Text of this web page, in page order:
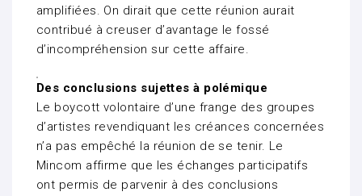
amplifiées. On dirait que cette réunion aurait
contribué à creuser d’avantage le fossé
d’incompréhension sur cette affaire.
Des conclusions sujettes à polémique
Le boycott volontaire d’une frange des groupes
d’artistes revendiquant les créances concernées
n’a pas empêché la réunion de se tenir. Le
Mincom affirme que les échanges participatifs
ont permis de parvenir à des conclusions